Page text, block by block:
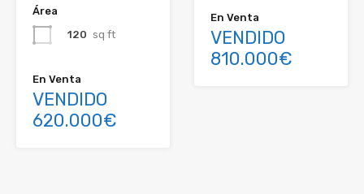
Área
120 sq ft
En Venta
VENDIDO
620.000€
En Venta
VENDIDO
810.000€